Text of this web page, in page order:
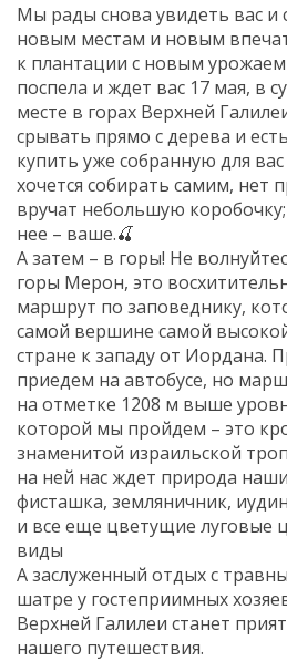
Мы рады снова увидеть вас и
новым местам и новым
к плантации с новым
поспела и ждет вас 17 мая, в
месте в горах Верхней
срывать прямо с дерева и
купить уже собранную для
хочется собирать самим, нет
вручат небольшую коробочку;
нее – ваше.🍒
А затем – в горы! Не
горы Мерон, это
маршрут по заповеднику,
самой вершине самой
стране к западу от Иордана.
приедем на автобусе, но
на отметке 1208 м выше
которой мы пройдем – это
знаменитой израильской
на ней нас ждет природа
фисташка, земляничник,
и все еще цветущие луговые
виды
А заслуженный отдых с
шатре у гостеприимных
Верхней Галилеи станет
нашего путешествия.